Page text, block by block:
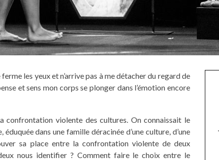
les yeux et n’arrive pas à me détacher du regard de
et sens mon corps se plonger dans l’émotion encore
confrontation violente des cultures. On connaissait le
dans une famille déracinée d’une culture, d’une
sa place entre la confrontation violente de deux
nous identifier ? Comment faire le choix entre le